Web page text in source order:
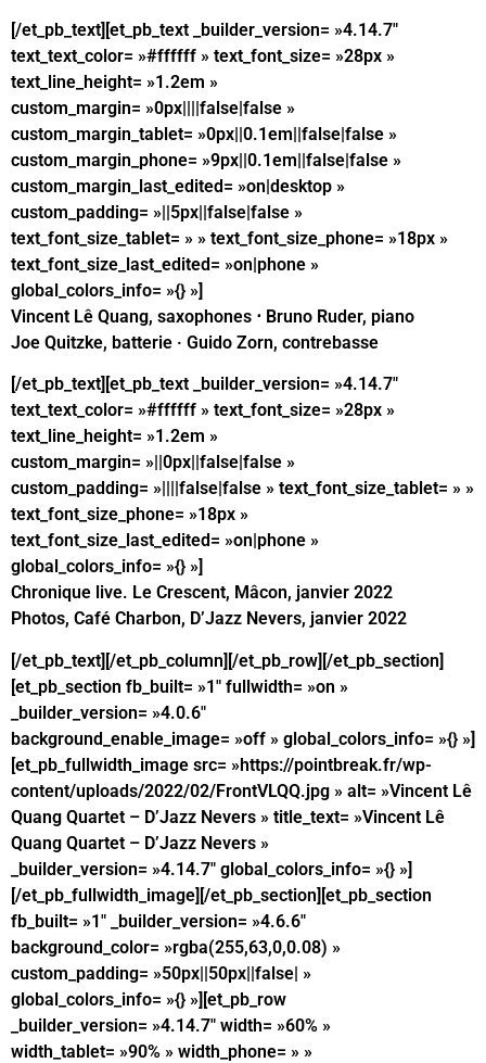
[/et_pb_text][et_pb_text _builder_version= »4.14.7″
text_text_color= »#ffffff » text_font_size= »28px »
text_line_height= »1.2em »
custom_margin= »0px||||false|false »
custom_margin_tablet= »0px||0.1em||false|false »
custom_margin_phone= »9px||0.1em||false|false »
custom_margin_last_edited= »on|desktop »
custom_padding= »||5px||false|false »
text_font_size_tablet= » » text_font_size_phone= »18px »
text_font_size_last_edited= »on|phone »
global_colors_info= »{} »]
Vincent Lê Quang, saxophones ⋅ Bruno Ruder, piano
Joe Quitzke, batterie · Guido Zorn, contrebasse
[/et_pb_text][et_pb_text _builder_version= »4.14.7″
text_text_color= »#ffffff » text_font_size= »28px »
text_line_height= »1.2em »
custom_margin= »||0px||false|false »
custom_padding= »||||false|false » text_font_size_tablet= » »
text_font_size_phone= »18px »
text_font_size_last_edited= »on|phone »
global_colors_info= »{} »]
Chronique live. Le Crescent, Mâcon, janvier 2022
Photos, Café Charbon, D’Jazz Nevers, janvier 2022
[/et_pb_text][/et_pb_column][/et_pb_row][/et_pb_section]
[et_pb_section fb_built= »1″ fullwidth= »on »
_builder_version= »4.0.6″
background_enable_image= »off » global_colors_info= »{} »]
[et_pb_fullwidth_image src= »https://pointbreak.fr/wp-
content/uploads/2022/02/FrontVLQQ.jpg » alt= »Vincent Lê
Quang Quartet – D’Jazz Nevers » title_text= »Vincent Lê
Quang Quartet – D’Jazz Nevers »
_builder_version= »4.14.7″ global_colors_info= »{} »]
[/et_pb_fullwidth_image][/et_pb_section][et_pb_section
fb_built= »1″ _builder_version= »4.6.6″
background_color= »rgba(255,63,0,0.08) »
custom_padding= »50px||50px||false| »
global_colors_info= »{} »][et_pb_row
_builder_version= »4.14.7″ width= »60% »
width_tablet= »90% » width_phone= » »